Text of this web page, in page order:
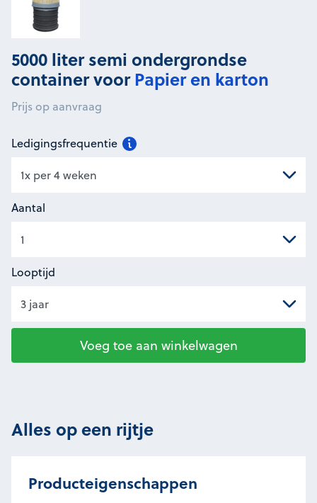
5000 liter semi ondergrondse
container voorPapier en karton
Prijs op aanvraag
Ledigingsfrequentie
Aantal
Looptijd
Voeg toe aan winkelwagen
Alles op een rijtje
Producteigenschappen